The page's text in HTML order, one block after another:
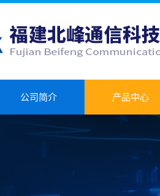
公司简介 产品中心